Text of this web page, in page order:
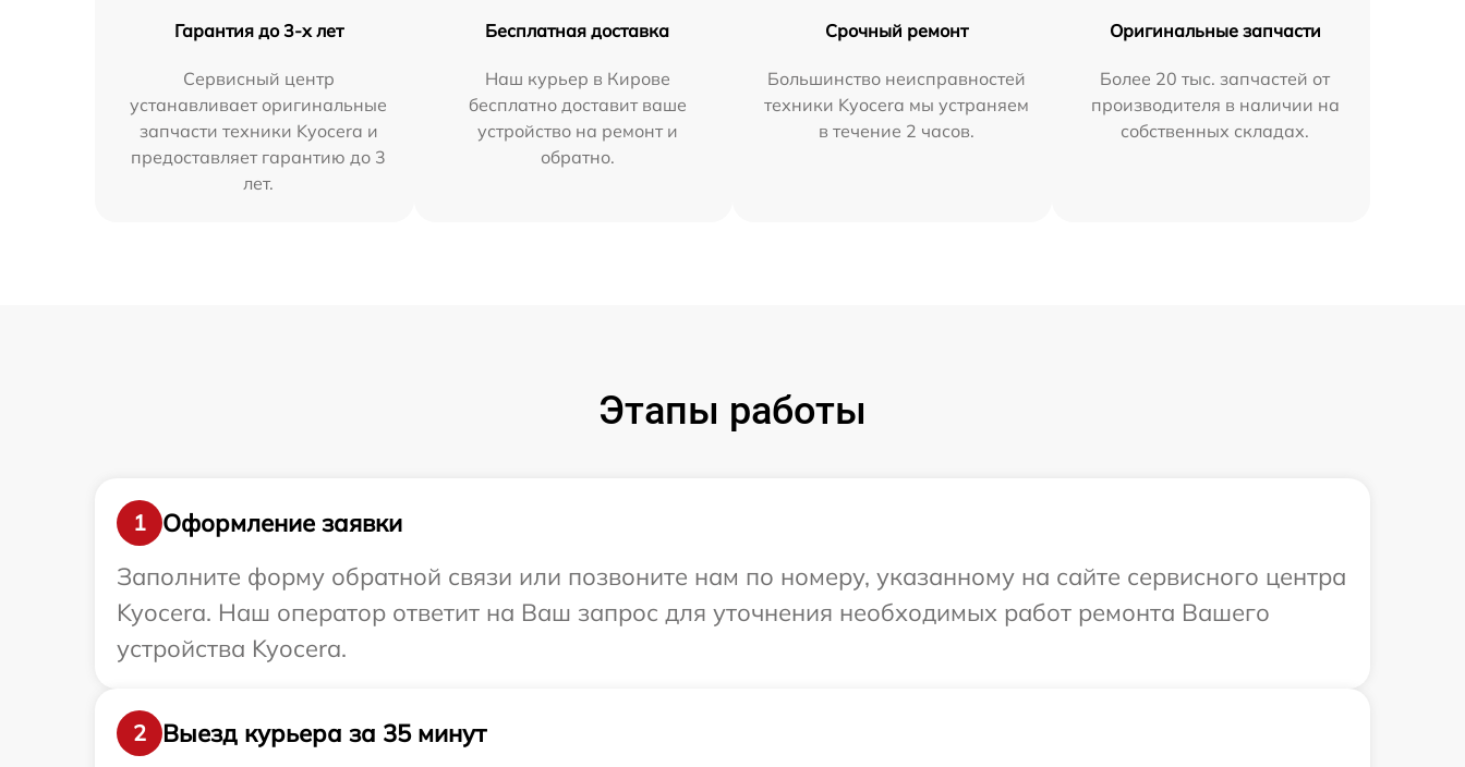
Гарантия до 3-х лет
Сервисный центр
устанавливает оригинальные
запчасти техники Kyocera и
предоставляет гарантию до 3
лет.
Бесплатная доставка
Наш курьер в Кирове
бесплатно доставит ваше
устройство на ремонт и
обратно.
Срочный ремонт
Большинство неисправностей
техники Kyocera мы устраняем
в течение 2 часов.
Оригинальные запчасти
Более 20 тыс. запчастей от
производителя в наличии на
собственных складах.
Этапы работы
1
Оформление заявки
Заполните форму обратной связи или позвоните нам по номеру, указанному на сайте сервисного центра
Kyocera. Наш оператор ответит на Ваш запрос для уточнения необходимых работ ремонта Вашего
устройства Kyocera.
2
Выезд курьера за 35 минут